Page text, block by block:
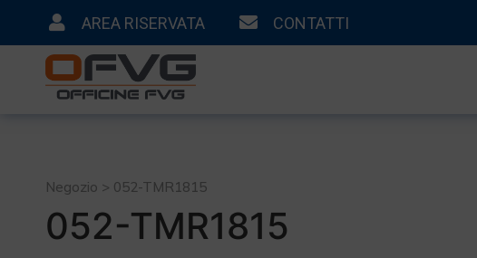
AREA RISERVATA CONTATTI
Negozio > 052-TMR1815
052-TMR1815